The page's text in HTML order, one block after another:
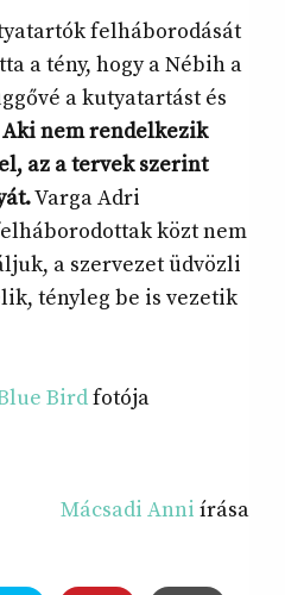
felháborodását
a tény, hogy a Nébih a
a kutyatartást és
Aki nem rendelkezik
az a tervek szerint
Varga Adri
közt nem
a szervezet üdvözli
tényleg be is vezetik
Birdfotója
Mácsadi Anni írása